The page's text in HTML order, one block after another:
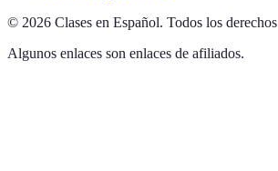
© 2026 Clases en Español. Todos los
Algunos enlaces son enlaces de afiliados.